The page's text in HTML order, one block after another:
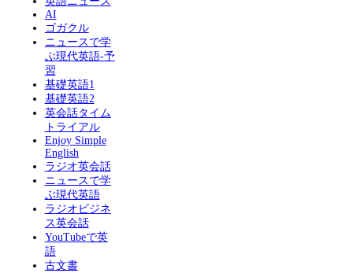
AI
ゴガクル
ニュースで学
ぶ現代英語-予
習
基礎英語1
基礎英語2
英会話タイム
トライアル
Enjoy Simple
English
ラジオ英会話
ニュースで学
ぶ現代英語
ラジオビジネ
ス英会話
YouTubeで英
語
古文書